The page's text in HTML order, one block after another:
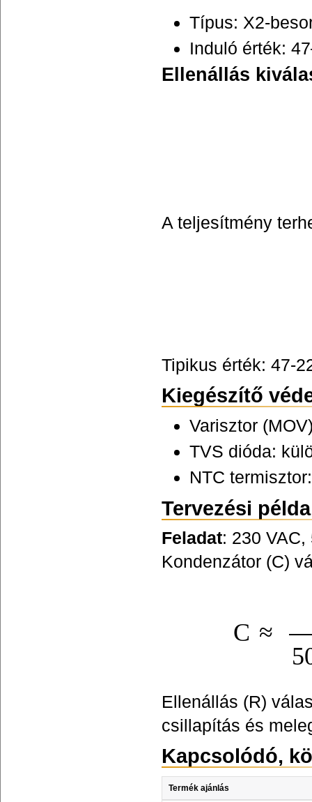
Típus: X2-
Induló érték:
Ellenállás
A teljesítmény
Tipikus érték: 47-
Kiegészítő
Varisztor
TVS dióda:
NTC
Tervezési példa
Feladat: 230
Kondenzátor (C)
Ellenállás (R)
csillapítás és
Kapcsolódó,
Termék ajánlás